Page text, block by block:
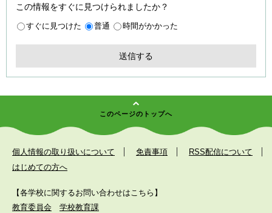
この情報をすぐに見つけられましたか？
すぐに見つけた 普通 時間がかかった
このページのトップへ
個人情報の取り扱いについて 免責事項
RSS配信について
はじめての方へ
【各学校に関するお問い合わせはこちら】
教育委員会
学校教育課